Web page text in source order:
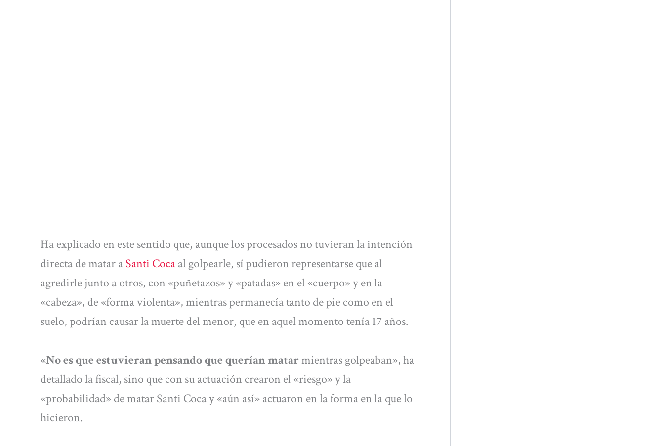
Ha explicado en este sentido que, aunque los procesados no tuvieran la intención
directa de matar aSanti Cocaal golpearle, sí pudieron representarse que al
agredirle junto a otros, con «puñetazos» y «patadas» en el «cuerpo» y en la
«cabeza», de «forma violenta», mientras permanecía tanto de pie como en el
suelo, podrían causar la muerte del menor, que en aquel momento tenía 17 años.
«No es que estuvieran pensando que querían matarmientras golpeaban», ha
detallado la fiscal, sino que con su actuación crearon el «riesgo» y la
«probabilidad» de matar Santi Coca y «aún así» actuaron en la forma en la que lo
hicieron.